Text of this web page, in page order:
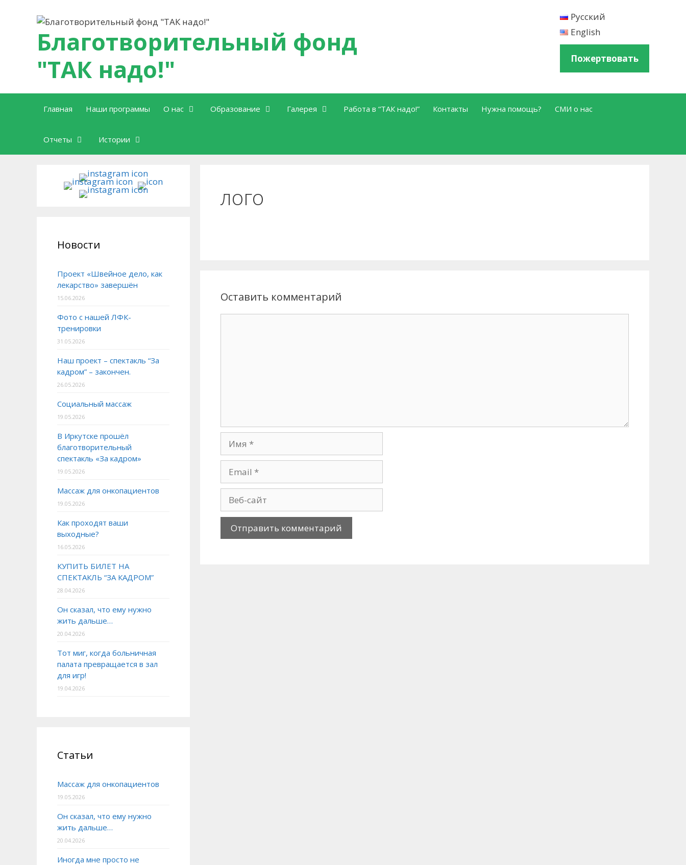
Русский
English
Пожертвовать
Благотворительный фонд
"ТАК надо!"
Главная Наши программы О нас Образование Галерея Работа в “ТАК надо!” Контакты Нужна помощь? СМИ о нас
Отчеты Истории
лого
Оставить комментарий
Новости
Проект «Швейное дело, как
лекарство» завершён
15.06.2026
Фото с нашей ЛФК-
тренировки
31.05.2026
Наш проект – спектакль “За
кадром” – закончен.
26.05.2026
Социальный массаж
19.05.2026
В Иркутске прошёл
благотворительный
спектакль «За кадром»
19.05.2026
Массаж для онкопациентов
19.05.2026
Как проходят ваши
выходные?
16.05.2026
КУПИТЬ БИЛЕТ НА
СПЕКТАКЛЬ “ЗА КАДРОМ”
28.04.2026
Он сказал, что ему нужно
жить дальше…
20.04.2026
Тот миг, когда больничная
палата превращается в зал
для игр!
19.04.2026
Статьи
Массаж для онкопациентов
19.05.2026
Он сказал, что ему нужно
жить дальше…
20.04.2026
Иногда мне просто не